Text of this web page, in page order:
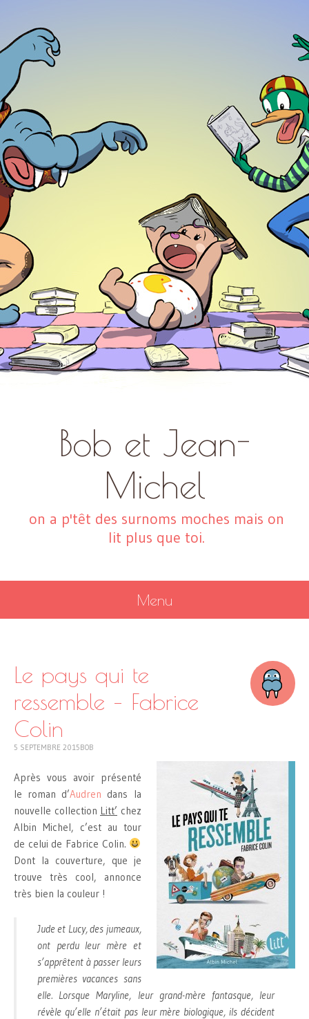
Bob et Jean-
Michel
on a p'têt des surnoms moches mais on
lit plus que toi.
Menu
CONTENT
Le pays qui te
ressemble – Fabrice
Colin
5 SEPTEMBRE 2015BOB
Après vous avoir présenté
le roman d’Audren dans la
nouvelle collection Litt’ chez
Albin Michel, c’est au tour
de celui de Fabrice Colin.
Dont la couverture, que je
trouve très cool, annonce
très bien la couleur !
Jude et Lucy, des jumeaux,
ont perdu leur mère et
s’apprêtent à passer leurs
premières vacances sans
elle. Lorsque Maryline, leur grand-mère fantasque, leur
révèle qu’elle n’était pas leur mère biologique, ils décident